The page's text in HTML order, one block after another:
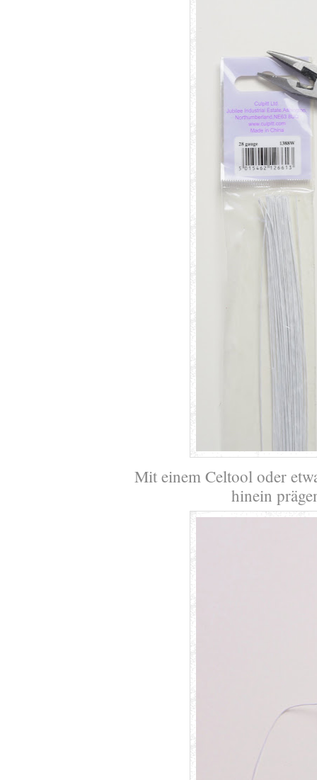
Mit einem Celtool oder
hinein